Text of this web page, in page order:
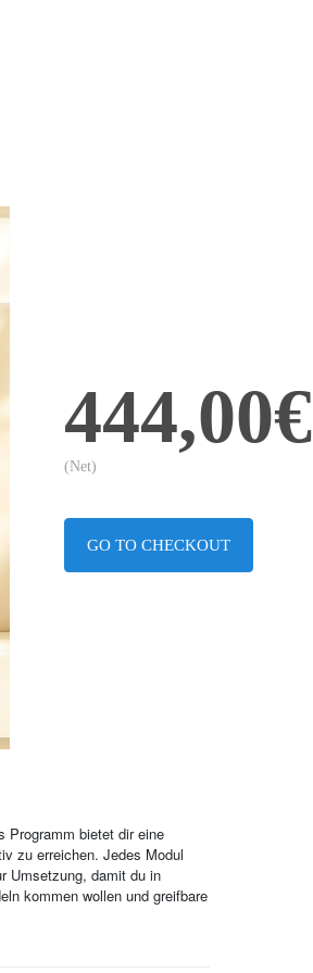
444,00€
(Net)
GO TO CHECKOUT
Programm bietet dir eine
zu erreichen. Jedes Modul
Umsetzung, damit du in
kommen wollen und greifbare